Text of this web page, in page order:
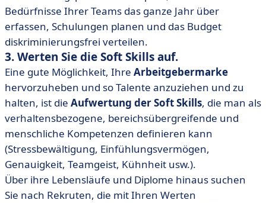
Bedürfnisse Ihrer Teams das ganze Jahr über
erfassen, Schulungen planen und das Budget
diskriminierungsfrei verteilen.
3. Werten Sie die Soft Skills auf.
Eine gute Möglichkeit, Ihre Arbeitgebermarke
hervorzuheben und so Talente anzuziehen und zu
halten, ist die Aufwertung der Soft Skills, die man als
verhaltensbezogene, bereichsübergreifende und
menschliche Kompetenzen definieren kann
(Stressbewältigung, Einfühlungsvermögen,
Genauigkeit, Teamgeist, Kühnheit usw.).
Über ihre Lebensläufe und Diplome hinaus suchen
Sie nach Rekruten, die mit Ihren Werten